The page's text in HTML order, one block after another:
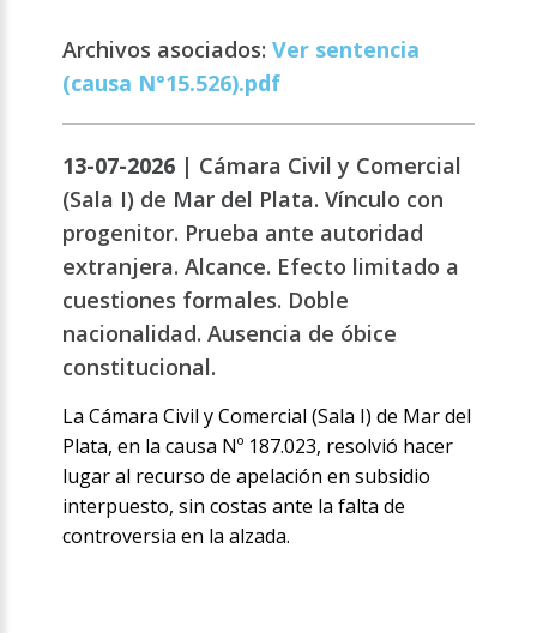
Archivos asociados:Ver sentencia
(causa N°15.526).pdf
13-07-2026 | Cámara Civil y Comercial
(Sala I) de Mar del Plata. Vínculo con
progenitor. Prueba ante autoridad
extranjera. Alcance. Efecto limitado a
cuestiones formales. Doble
nacionalidad. Ausencia de óbice
constitucional.
La Cámara Civil y Comercial (Sala I) de Mar del
Plata, en la causa Nº 187.023, resolvió hacer
lugar al recurso de apelación en subsidio
interpuesto, sin costas ante la falta de
controversia en la alzada.